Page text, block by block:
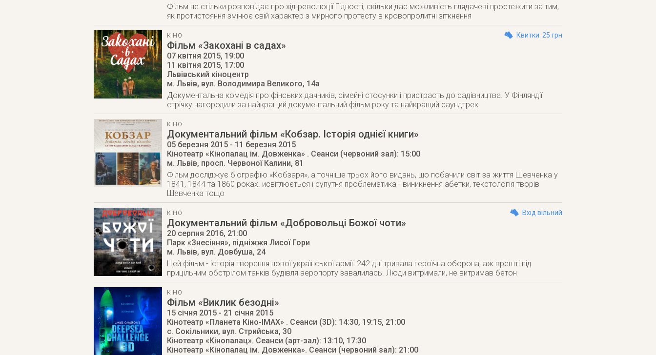
Фільм не стільки розповідає про хід революції Гідності, скільки дає можливість глядачеві простежити за тим,
як протистояння змінює свій характер з мирного протесту в кровопролитні зіткнення
КІНО Квитки: 25 грн
Фільм «Закохані в садах»
07 квітня 2015, 19:00
11 квітня 2015, 17:00
Львівський кіноцентр
м. Львів, вул. Володимира Великого, 14а
Документальна комедія про фінських дачників, сімейні стосунки і пристрасть до садівництва. У Фінляндії
стрічку нагородили за найкращий документальний фільм року та найкращий саундтрек
КІНО
Документальний фільм «Кобзар. Історія однієї книги»
05 березня 2015 - 11 березня 2015
Кінотеатр «Кінопалац ім. Довженка» . Сеанси (червоний зал): 15:00
м. Львів, просп. Червоної Калини, 81
Фільм досліджує біографію «Кобзаря», а точніше трьох його видань, що побачили світ за життя Шевченка у
1841, 1844 та 1860 роках. исвітлюється і супутня проблематика - виникнення абетки, текстологія творів
Шевченка тощо
КІНО Вхід вільний
Документальний фільм «Добровольці Божої чоти»
20 серпня 2016, 21:00
Парк «Знесіння», підніжжя Лисої Гори
м. Львів, вул. Довбуша, 24
Цей фільм - історія творення нової української армії. 242 дні тривала героїчна оборона, аж врешті під
прицільним обстрілом танків будівля аеропорту завалилась. Люди витримали, не витримав бетон
КІНО
Фільм «Виклик безодні»
15 січня 2015 - 21 січня 2015
Кінотеатр «Планета Кіно-IMAX» . Сеанси (3D): 14:30, 19:15, 21:00
с. Сокільники, вул. Стрийська, 30
Кінотеатр «Кінопалац». Сеанси (арт-зал): 13:10, 17:30
Кінотеатр «Кінопалац ім. Довженка». Сеанси (червоний зал): 21:00